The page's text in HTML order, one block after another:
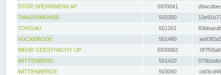
STÖR-SPERRWERK AP 5970041
TANGERMÜNDE
502350
TORGAU
501261
VOCKERODE
501480
WEHR GEESTHACHT UP
5930062
WITTENBERG
501420
WITTENBERGE
503050